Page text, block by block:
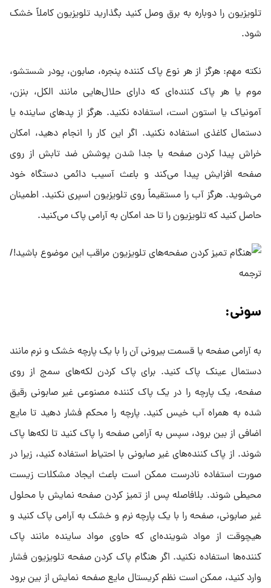
تلویزیون را دوباره به برق وصل کنید بگذارید تلویزیون کاملاً خشک
شود.
نکته مهم: هرگز از هر نوع پاک کننده پنجره، صابون، پودر شستشو،
موم یا هر پاک کننده‌ای که دارای حلال‌هایی مانند الکل، بنزن،
آمونیاک یا استون است، استفاده نکنید. هرگز از پد‌های ساینده یا
دستمال کاغذی استفاده نکنید. اگر این کار را انجام دهید، امکان
خراش پیدا کردن صفحه یا جدا شدن پوشش ضد تابش از روی
صفحه افزایش پیدا می‌کند و باعث آسیب دائمی دستگاه خود
می‌شوید. هرگز آب را مستقیماً روی تلویزیون اسپری نکنید. اطمینان
حاصل کنید که تلویزیون را تا حد امکان به آرامی پاک می‌کنید.
سونی:
به آرامی صفحه یا قسمت بیرونی آن را با یک پارچه خشک و نرم مانند
دستمال عینک پاک کنید. برای پاک کردن لکه‌های سمج از روی
صفحه، یک پارچه را در یک پاک کننده مصنوعی غیر صابونی رقیق
شده به همراه آب خیس کنید. پارچه را محکم فشار دهید تا مایع
اضافی از بین برود، سپس به آرامی صفحه را پاک کنید تا لکه‌ها پاک
شوند. از پاک کننده‌های غیر صابونی با احتیاط استفاده کنید، زیرا در
صورت استفاده نادرست ممکن است باعث ایجاد مشکلات زیست
محیطی شوند. بلافاصله پس از تمیز کردن صفحه نمایش با محلول
غیر صابونی، صفحه را با یک پارچه نرم و خشک به آرامی پاک کنید و
هیچوقت از مواد شوینده‌ای که حاوی مواد ساینده مانند پاک
کننده‌ها استفاده نکنید. اگر هنگام پاک کردن صفحه تلویزیون فشار
وارد کنید، ممکن است نظم کریستال مایع صفحه نمایش از بین برود